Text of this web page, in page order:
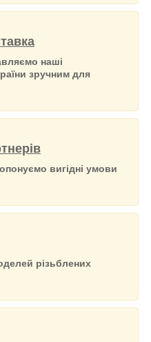
наші
зручним для
вигідні умови
різьблених